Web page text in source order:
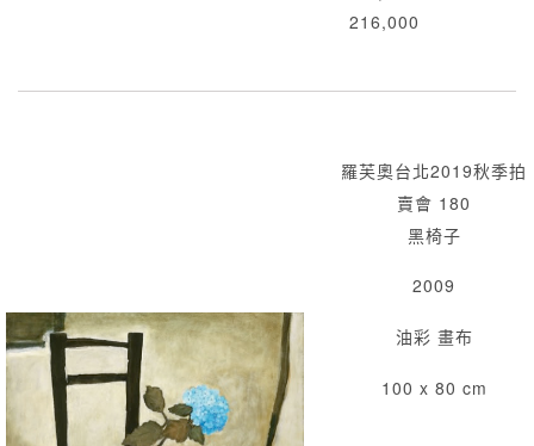
216,000
羅芙奧台北2019秋季拍
賣會 180
黑椅子
2009
油彩 畫布
100 x 80 cm